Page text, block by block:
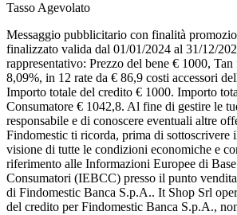
Tasso Agevolato
Messaggio pubblicitario con finalità
finalizzato valida dal 01/01/2024 al 31/12/
rappresentativo: Prezzo del bene € 1000,
8,09%, in 12 rate da € 86,9 costi accessori
Importo totale del credito € 1000. Importo
Consumatore € 1042,8. Al fine di gestire le
responsabile e di conoscere eventuali altre
Findomestic ti ricorda, prima di sottoscrivere
visione di tutte le condizioni economiche e
riferimento alle Informazioni Europee di
Consumatori (IEBCC) presso il punto
di Findomestic Banca S.p.A.. It Shop Srl
del credito per Findomestic Banca S.p.A.,